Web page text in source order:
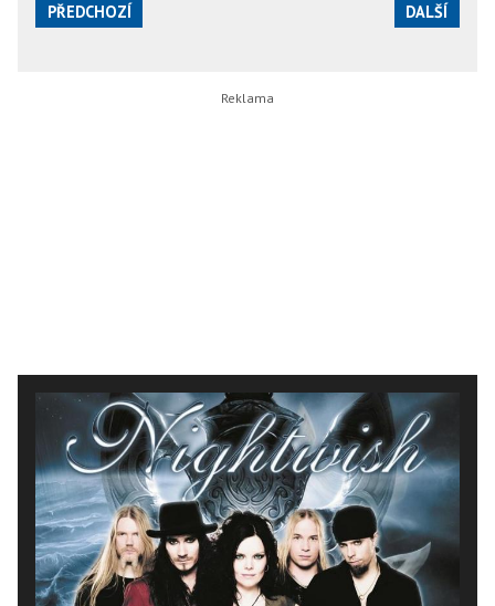
PŘEDCHOZÍ DALŠÍ